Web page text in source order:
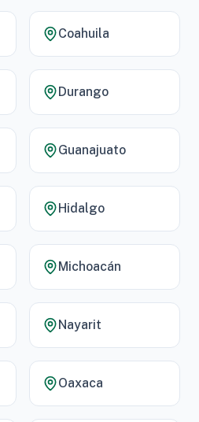
Coahuila
Durango
Guanajuato
Hidalgo
Michoacán
Nayarit
Oaxaca